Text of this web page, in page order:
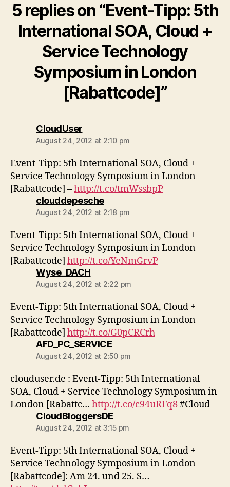
5 replies on “Event-Tipp: 5th
International SOA, Cloud +
Service Technology
Symposium in London
[Rabattcode]”
CloudUsersays:
August 24, 2012 at 2:10 pm
Event-Tipp: 5th International SOA, Cloud +
Service Technology Symposium in London
[Rabattcode] –http://t.co/tmWssbpP
clouddepeschesays:
August 24, 2012 at 2:18 pm
Event-Tipp: 5th International SOA, Cloud +
Service Technology Symposium in London
[Rabattcode] http://t.co/YeNmGrvP
Wyse_DACHsays:
August 24, 2012 at 2:22 pm
Event-Tipp: 5th International SOA, Cloud +
Service Technology Symposium in London
[Rabattcode] http://t.co/G0pCRCrh
AFD_PC_SERVICEsays:
August 24, 2012 at 2:50 pm
clouduser.de : Event-Tipp: 5th International
SOA, Cloud + Service Technology Symposium in
London [Rabattc… http://t.co/c94uRFq8#Cloud
CloudBloggersDEsays:
August 24, 2012 at 3:15 pm
Event-Tipp: 5th International SOA, Cloud +
Service Technology Symposium in London
[Rabattcode]: Am 24. und 25. S…